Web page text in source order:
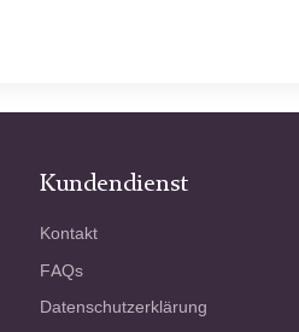
Kundendienst
Kontakt
FAQs
Datenschutzerklärung